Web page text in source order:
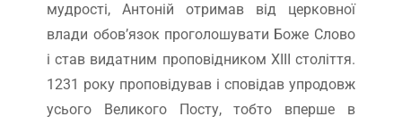
мудрості, Антоній отримав від церковної
влади обов’язок проголошувати Боже Слово
і став видатним проповідником ХІІІ століття.
1231 року проповідував і сповідав упродовж
усього Великого Посту, тобто вперше в